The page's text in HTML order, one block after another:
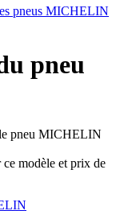
pneus MICHELIN
pneu
pneu MICHELIN
ce modèle et prix de